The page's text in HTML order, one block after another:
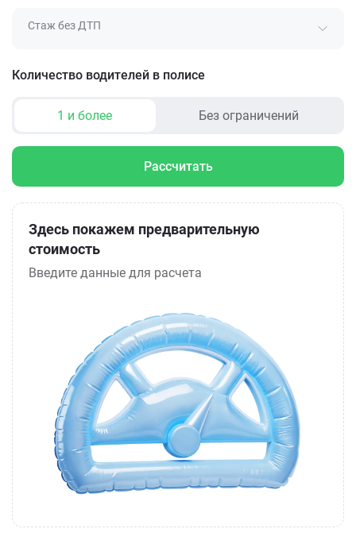
Стаж без ДТП
Количество водителей в полисе
1 и более Без ограничений
Рассчитать
Здесь покажем предварительную
стоимость
Введите данные для расчета